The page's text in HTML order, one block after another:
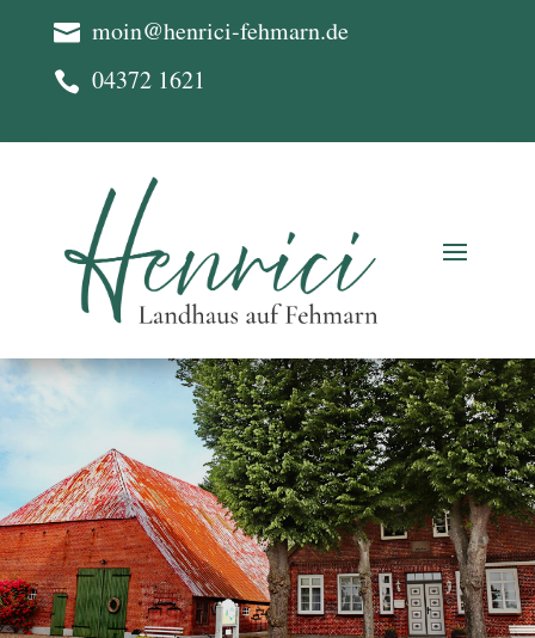
 moin@henrici-fehmarn.de
 04372 1621